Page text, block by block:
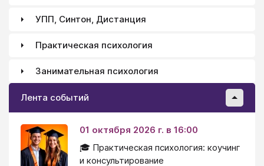
УПП, Синтон, Дистанция
Практическая психология
Занимательная психология
Лента событий
01 октября 2026 г. в 16:00
🎓 Практическая психология: коучинг
и консультирование